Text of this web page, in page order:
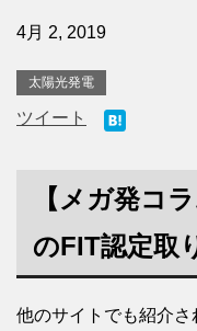
4月 2, 2019
太陽光発電
ツイート
【メガ発コ
のFIT認定取
他のサイトでも紹介